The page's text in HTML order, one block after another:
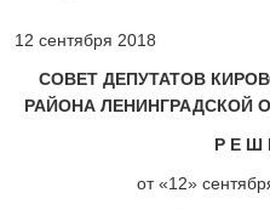
Трудовой отряд:
себя — каждый раз
27 ИЮЛЯ 2026
12 сентября 2018
СОВЕТ ДЕПУТАТОВ
РАЙОНА ЛЕНИНГРАДСКОЙ
Р Е Ш
от «12»